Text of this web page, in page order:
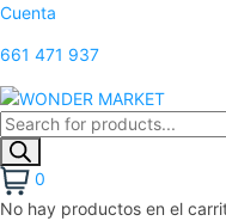
Cuenta
661 471 937
0
No hay productos en el